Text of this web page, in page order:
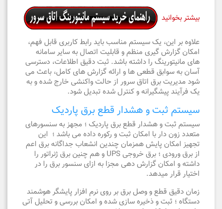
بیشتر بخوانید
علاوه بر این، یک سیستم مناسب باید رابط کاربری قابل فهم،
امکان گزارش گیری منظم و قابلیت اتصال به سایر سامانه
های مانیتورینگ را داشته باشد. ثبت دقیق اطلاعات، دسترسی
آسان به سوابق قطعی ها و ارائه گزارش های کامل، باعث می
شود مدیریت برق اتاق سرور از حالت واکنشی خارج شده و به
یک فرآیند پیشگیرانه و کنترل شده تبدیل شود.
سیستم ثبت و هشدار قطع برق پاردیک
سیستم ثبت و هشدار قطع برق پاردیک ؛ مجهز به سنسورهای
متعدد زون دار با امکان ثبت و رکوره داده می باشد ؛ این
تجهیز امکان پایش همزمان چندین انشعاب جداگانه برق اعم
از برق ورودی ؛ برق خروجی UPS و هم چنین برق ژنراتور را
داشته و امکان گزارش دهی مجزا به ازای سنسور برق را در
اختیار قرار میدهد.
زمان دقیق قطع و وصل برق بر روی نرم افزار پایشگر هوشمند
دستگاه ؛ ثبت و ذخیره سازی شده و امکان بررسی و تحلیل آتی